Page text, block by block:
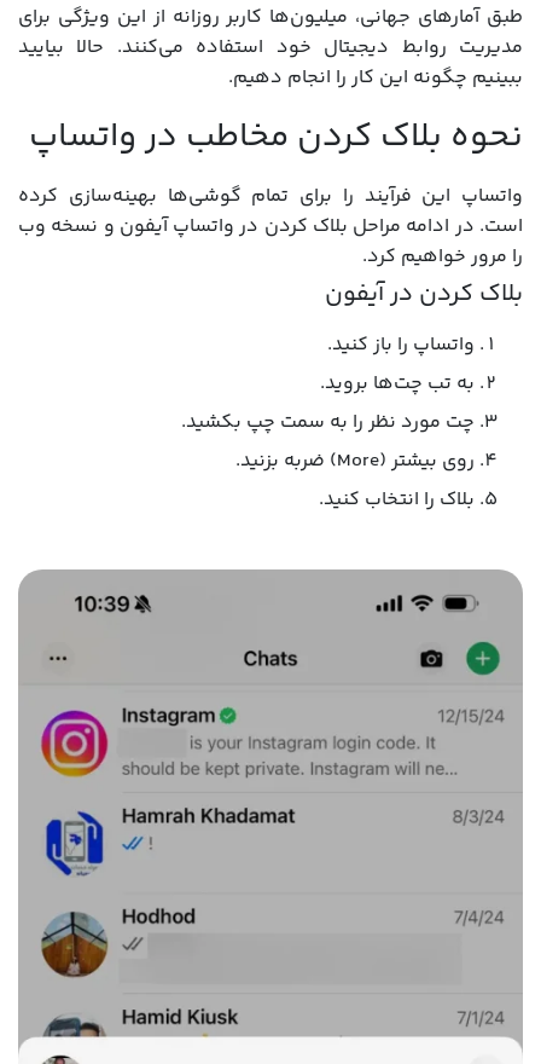
طبق آمارهای جهانی، میلیون‌ها کاربر روزانه از این ویژگی برای
مدیریت روابط دیجیتال خود استفاده می‌کنند. حالا بیایید
ببینیم چگونه این کار را انجام دهیم.
نحوه بلاک کردن مخاطب در واتساپ
واتساپ این فرآیند را برای تمام گوشی‌ها بهینه‌سازی کرده
است. در ادامه مراحل بلاک کردن در واتساپ آیفون و نسخه وب
را مرور خواهیم کرد.
بلاک کردن در آیفون
واتساپ را باز کنید.
به تب چت‌ها بروید.
چت مورد نظر را به سمت چپ بکشید.
روی بیشتر (More) ضربه بزنید.
بلاک را انتخاب کنید.